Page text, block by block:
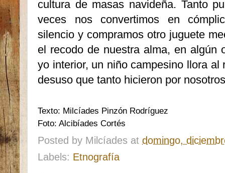
cultura de masas navideña. Tanto
veces nos converti­mos en
silencio y compramos otro juguete
el recodo de nuestra alma, en algún
yo interior, un niño campesino llora al
desuso que tanto hicieron por
Texto: Milcíades Pinzón Rodríguez
Foto: Alcibíades Cortés
Posted by Milcíades at domingo,
Labels: Etnografía